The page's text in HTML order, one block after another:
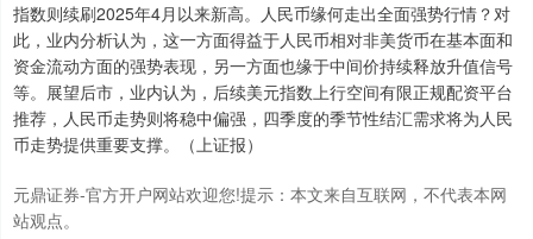
指数则续刷2025年4月以来新高。人民币缘何走出全面强势行情？对
此，业内分析认为，这一方面得益于人民币相对非美货币在基本面和
资金流动方面的强势表现，另一方面也缘于中间价持续释放升值信号
等。展望后市，业内认为，后续美元指数上行空间有限正规配资平台
推荐，人民币走势则将稳中偏强，四季度的季节性结汇需求将为人民
币走势提供重要支撑。（上证报）
元鼎证券-官方开户网站欢迎您!提示：本文来自互联网，不代表本网
站观点。
北证50 1119.46 +25.97 +2.38%